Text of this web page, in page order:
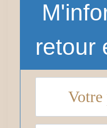
retour